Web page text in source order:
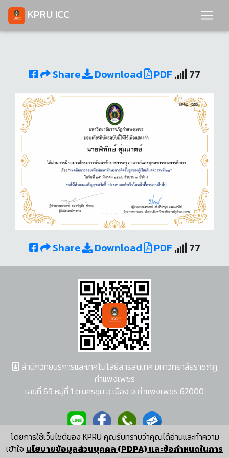
KPRU ICC
Share Download PDF 77
Share Download PDF 77
โดยการใช้เว็บไซต์ของ KPRU คุณรับทราบว่าคุณได้อ่านและทำความ
เข้าใจ นโยบายข้อมูลส่วนบุคคล (PDPA) และข้อกำหนดในการ
สำนักวิทยบริการและเทคโนโลยีสารสนเทศ มหาวิทยาลัยราชภัฏ
กำแพงเพชร
เลขที่ 69 หมู่ที่ 1 ต.นครชุม อ.เมือง จ.กำแพงเพชร 62000
ผู้พัฒนาระบบ อนุชา พวงผกา